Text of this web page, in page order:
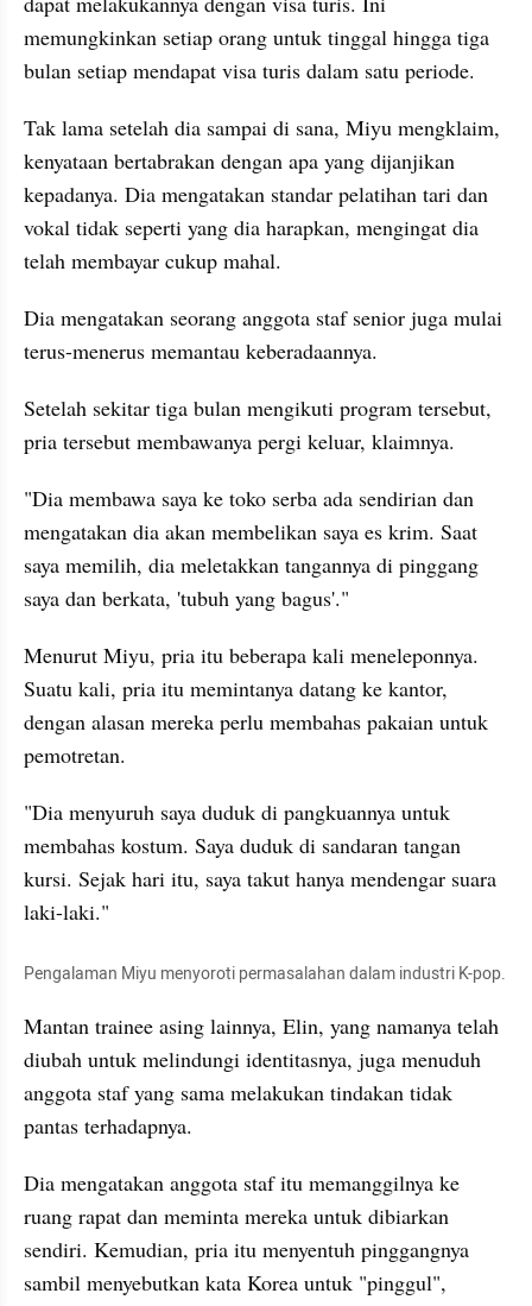
memungkinkan setiap orang untuk tinggal hingga tiga
bulan setiap mendapat visa turis dalam satu periode.
Tak lama setelah dia sampai di sana, Miyu mengklaim,
kenyataan bertabrakan dengan apa yang dijanjikan
kepadanya. Dia mengatakan standar pelatihan tari dan
vokal tidak seperti yang dia harapkan, mengingat dia
telah membayar cukup mahal.
Dia mengatakan seorang anggota staf senior juga mulai
terus-menerus memantau keberadaannya.
Setelah sekitar tiga bulan mengikuti program tersebut,
pria tersebut membawanya pergi keluar, klaimnya.
"Dia membawa saya ke toko serba ada sendirian dan
mengatakan dia akan membelikan saya es krim. Saat
saya memilih, dia meletakkan tangannya di pinggang
saya dan berkata, 'tubuh yang bagus'."
Menurut Miyu, pria itu beberapa kali meneleponnya.
Suatu kali, pria itu memintanya datang ke kantor,
dengan alasan mereka perlu membahas pakaian untuk
pemotretan.
"Dia menyuruh saya duduk di pangkuannya untuk
membahas kostum. Saya duduk di sandaran tangan
kursi. Sejak hari itu, saya takut hanya mendengar suara
laki-laki."
Pengalaman Miyu menyoroti permasalahan dalam industri K-pop.
Mantan trainee asing lainnya, Elin, yang namanya telah
diubah untuk melindungi identitasnya, juga menuduh
anggota staf yang sama melakukan tindakan tidak
pantas terhadapnya.
Dia mengatakan anggota staf itu memanggilnya ke
ruang rapat dan meminta mereka untuk dibiarkan
sendiri. Kemudian, pria itu menyentuh pinggangnya
sambil menyebutkan kata Korea untuk "pinggul",